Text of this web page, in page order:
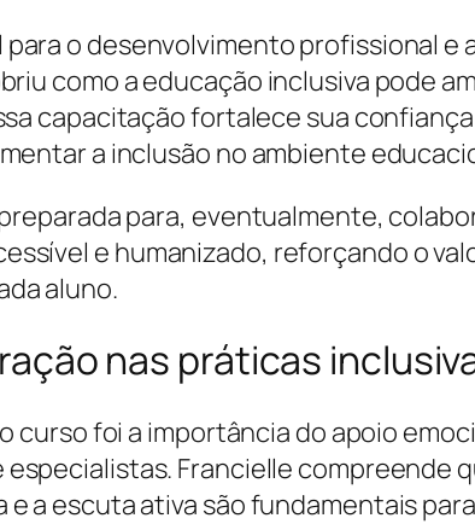
o desenvolvimento profissional e
como a educação inclusiva pode
capacitação fortalece sua
a inclusão no ambiente
para, eventualmente,
e humanizado, reforçando o
aluno.
nas práticas
curso foi a importância do apoio
Francielle compreende
a escuta ativa são fundamentais